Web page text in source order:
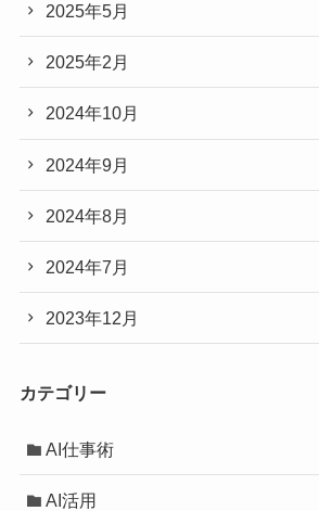
2025年5月
2025年2月
2024年10月
2024年9月
2024年8月
2024年7月
2023年12月
カテゴリー
AI仕事術
AI活用